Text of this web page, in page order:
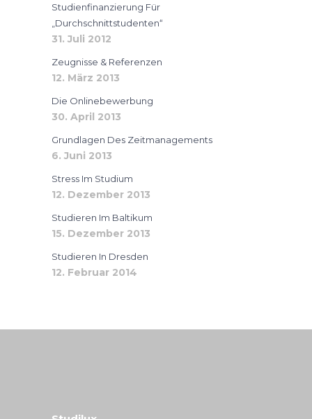
Studienfinanzierung Für
„Durchschnittstudenten“
31. Juli 2012
Zeugnisse & Referenzen
12. März 2013
Die Onlinebewerbung
30. April 2013
Grundlagen Des Zeitmanagements
6. Juni 2013
Stress Im Studium
12. Dezember 2013
Studieren Im Baltikum
15. Dezember 2013
Studieren In Dresden
12. Februar 2014